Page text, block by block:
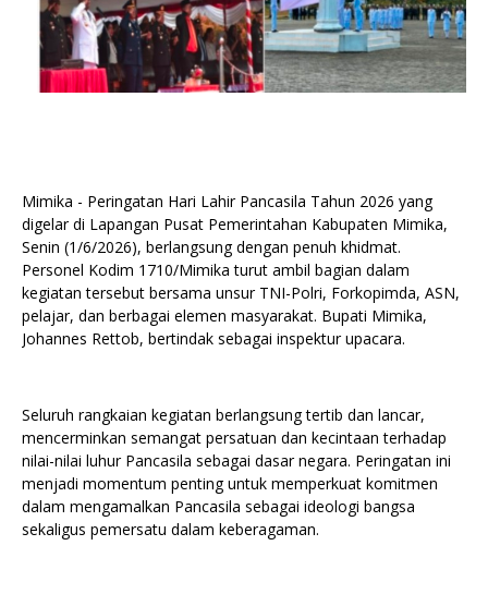
Mimika - Peringatan Hari Lahir Pancasila Tahun 2026 yang
digelar di Lapangan Pusat Pemerintahan Kabupaten Mimika,
Senin (1/6/2026), berlangsung dengan penuh khidmat.
Personel Kodim 1710/Mimika turut ambil bagian dalam
kegiatan tersebut bersama unsur TNI-Polri, Forkopimda, ASN,
pelajar, dan berbagai elemen masyarakat. Bupati Mimika,
Johannes Rettob, bertindak sebagai inspektur upacara.
Seluruh rangkaian kegiatan berlangsung tertib dan lancar,
mencerminkan semangat persatuan dan kecintaan terhadap
nilai-nilai luhur Pancasila sebagai dasar negara. Peringatan ini
menjadi momentum penting untuk memperkuat komitmen
dalam mengamalkan Pancasila sebagai ideologi bangsa
sekaligus pemersatu dalam keberagaman.